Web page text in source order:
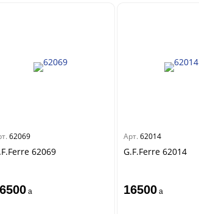
62069
62069
a
Арт. 62014
G.F.Ferre 62014
16500 a